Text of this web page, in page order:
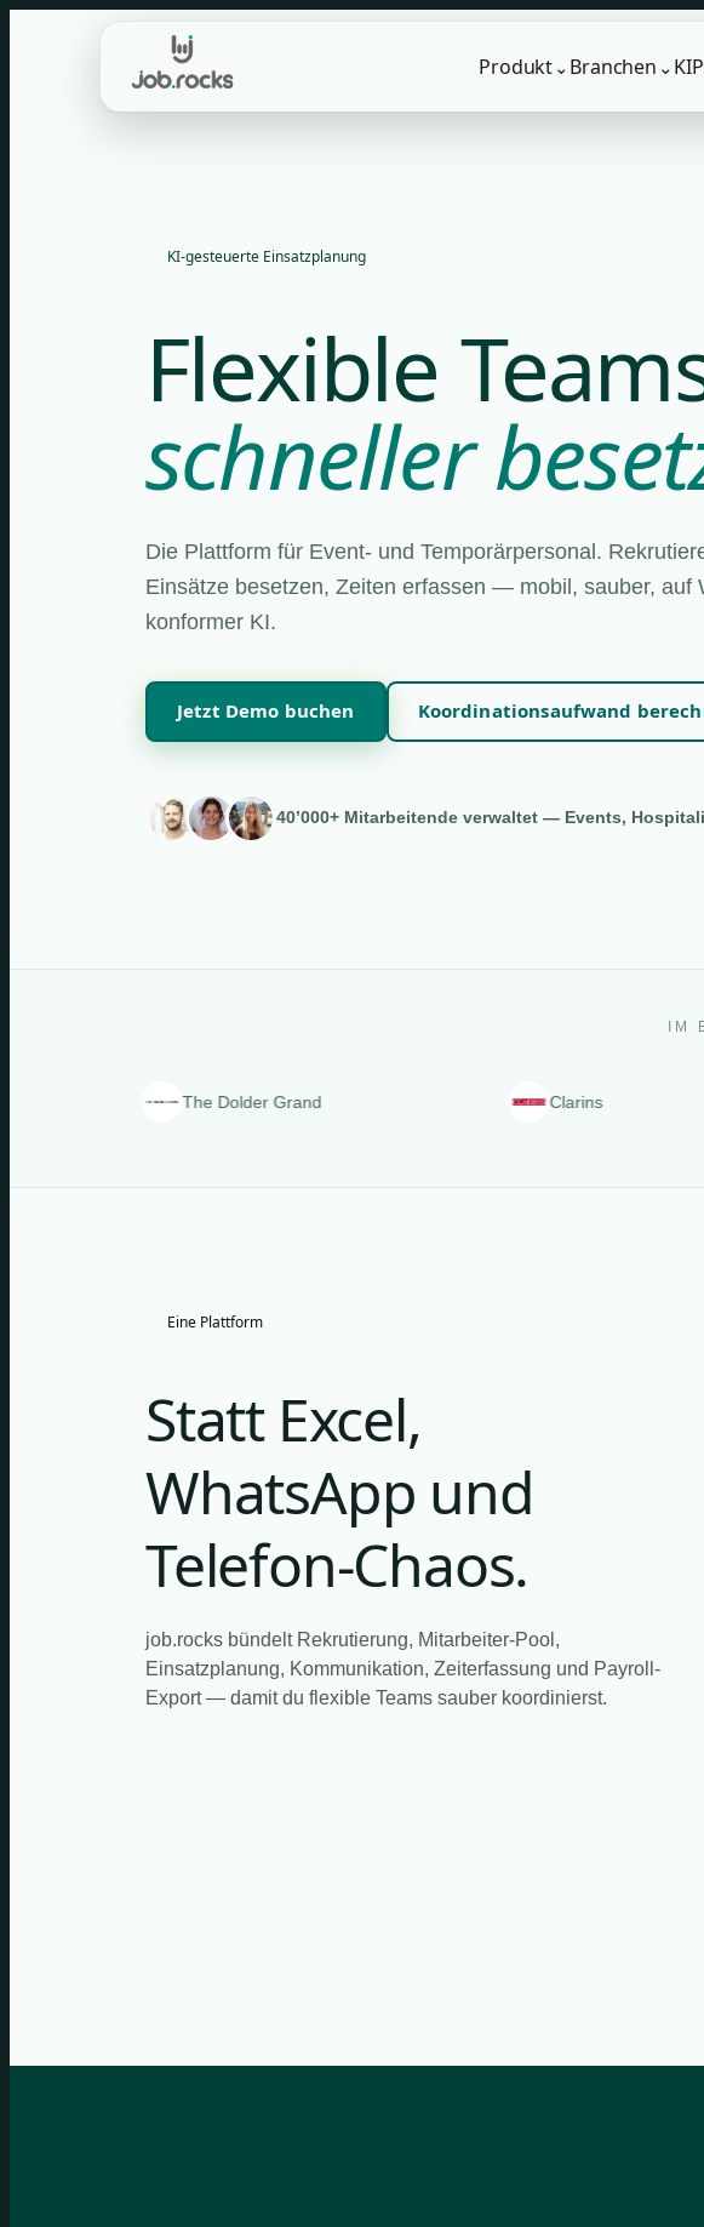
Produkt ⌄ Branchen ⌄ KI
KI-gesteuerte Einsatzplanung
Flexible
schneller
Die Plattform für Event- und Temporärpersonal.
Einsätze besetzen, Zeiten erfassen — mobil, sauber, auf
konformer KI.
Jetzt Demo buchen Koordinationsaufwand
40’000+ Mitarbeitende verwaltet — Events,
IM
The Dolder Grand Clarins
Eine Plattform
Statt Excel,
WhatsApp und
Telefon-Chaos.
job.rocks bündelt Rekrutierung, Mitarbeiter-Pool,
Einsatzplanung, Kommunikation, Zeiterfassung und Payroll-
Export — damit du flexible Teams sauber koordinierst.